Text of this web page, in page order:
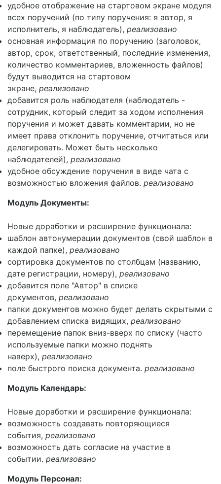
удобное отображение на стартовом экране модуля
всех поручений (по типу поручения: я автор, я
исполнитель, я наблюдатель), реализовано
основная информация по поручению (заголовок,
автор, срок, ответственный, последние изменения,
количество комментариев, вложенность файлов)
будут выводится на стартовом
экране, реализовано
добавится роль наблюдателя (наблюдатель -
сотрудник, который следит за ходом исполнения
поручения и может давать комментарии, но не
имеет права отклонить поручение, отчитаться или
делегировать. Может быть несколько
наблюдателей), реализовано
удобное обсуждение поручения в виде чата с
возможностью вложения файлов. реализовано
Модуль Документы:
Новые доработки и расширение функционала:
шаблон автонумерации документов (свой шаблон в
каждой папке), реализовано
сортировка документов по столбцам (названию,
дате регистрации, номеру), реализовано
добавится поле "Автор" в списке
документов, реализовано
папки документов можно будет делать скрытыми с
добавлением списка видящих, реализовано
перемещение папок вниз-вверх по списку (часто
используемые папки можно поднять
наверх), реализовано
поле быстрого поиска документа. реализовано
Модуль Календарь:
Новые доработки и расширение функционала:
возможность создавать повторяющиеся
события, реализовано
возможность дать согласие на участие в
событии. реализовано
Модуль Персонал: